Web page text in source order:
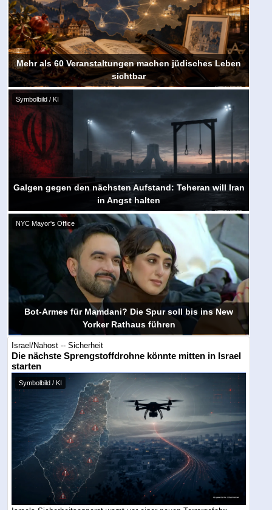
Mehr als 60 Veranstaltungen machen jüdisches Leben
sichtbar
Symbolbild / KI
Galgen gegen den nächsten Aufstand: Teheran will Iran
in Angst halten
NYC Mayor's Office
Bot-Armee für Mamdani? Die Spur soll bis ins New
Yorker Rathaus führen
Israel/Nahost -- Sicherheit
Die nächste Sprengstoffdrohne könnte mitten in Israel
starten
Symbolbild / KI